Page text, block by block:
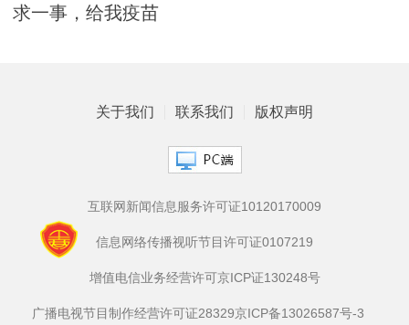
求一事，给我疫苗
关于我们 联系我们 版权声明
互联网新闻信息服务许可证10120170009
信息网络传播视听节目许可证0107219
增值电信业务经营许可京ICP证130248号
广播电视节目制作经营许可证28329京ICP备13026587号-3